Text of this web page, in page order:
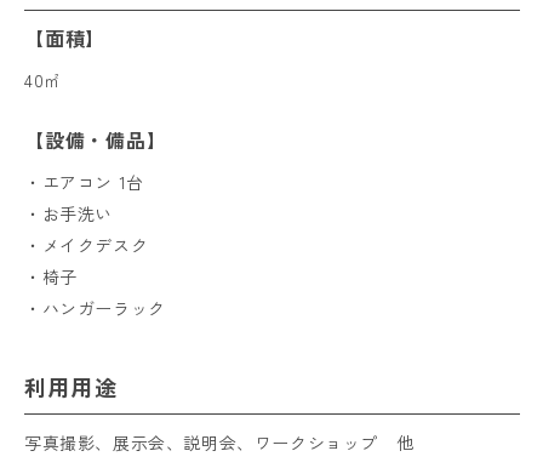
【面積】
40㎡
【設備・備品】
・エアコン 1台
・お手洗い
・メイクデスク
・椅子
・ハンガーラック
利用用途
写真撮影、展示会、説明会、ワークショップ 他